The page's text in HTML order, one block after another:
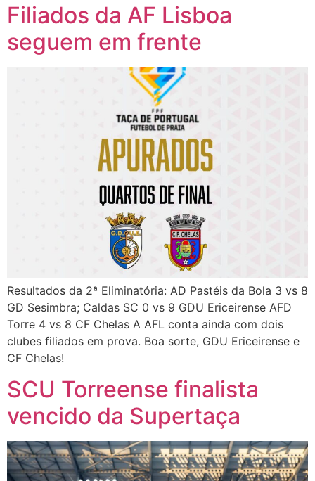
Filiados da AF Lisboa
seguem em frente
Resultados da 2ª Eliminatória: AD Pastéis da Bola 3 vs 8
GD Sesimbra; Caldas SC 0 vs 9 GDU Ericeirense AFD
Torre 4 vs 8 CF Chelas A AFL conta ainda com dois
clubes filiados em prova. Boa sorte, GDU Ericeirense e
CF Chelas!
SCU Torreense finalista
vencido da Supertaça